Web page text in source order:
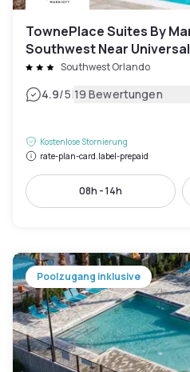
TownePlace Suites By
Southwest Near Universal
Southwest Orlando
4.9/5|19 Bewertungen
Kostenlose Stornierung
rate-plan-card.label-prepaid
08h - 14h
Poolzugang inklusive